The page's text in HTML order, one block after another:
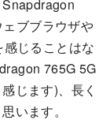
ブブラウザや
じることはな
765G 5G
じます)、長く
います。